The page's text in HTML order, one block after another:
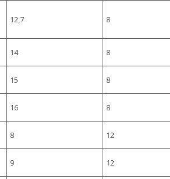
12,7 8
14 8
15 8
16 8
8 12
9 12